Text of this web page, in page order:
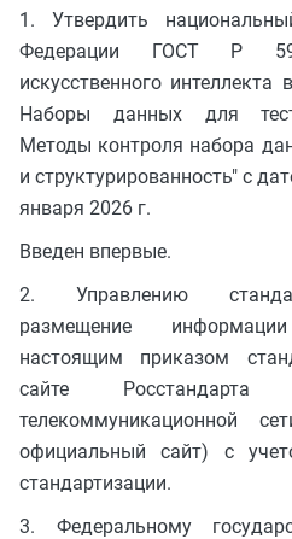
1. Утвердить
Федерации ГОСТ Р
искусственного
Наборы данных для
Методы контроля набора
и структурированность" с
января 2026 г.
Введен впервые.
2. Управлению
размещение
настоящим приказом
сайте
телекоммуникационной
официальный сайт) с
стандартизации.
3. Федеральному